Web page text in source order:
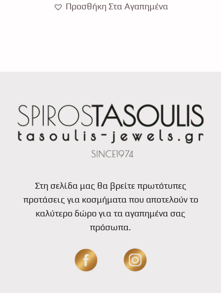
Προσθήκη Στα Αγαπημένα
Στη σελίδα μας θα βρείτε πρωτότυπες
προτάσεις για κοσμήματα που αποτελούν το
καλύτερο δώρο για τα αγαπημένα σας
πρόσωπα.